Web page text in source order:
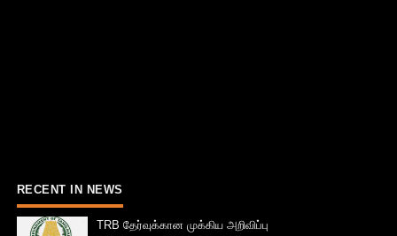
RECENT IN NEWS
TRB தேர்வுக்கான முக்கிய அறிவிப்பு